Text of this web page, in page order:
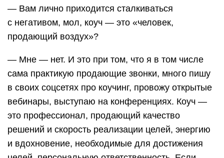
— Вам лично приходится сталкиваться
с негативом, мол, коуч — это «человек,
продающий воздух»?
— Мне — нет. И это при том, что я в том числе
сама практикую продающие звонки, много пишу
в своих соцсетях про коучинг, провожу открытые
вебинары, выступаю на конференциях. Коуч —
это профессионал, продающий качество
решений и скорость реализации целей, энергию
и вдохновение, необходимые для достижения